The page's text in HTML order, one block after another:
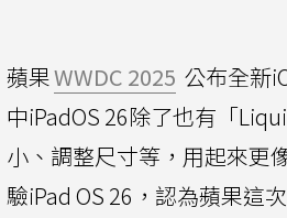
蘋果WWDC 2025 公布全新
中iPadOS 26除了也有「
小、調整尺寸等，用起來更
驗iPad OS 26，認為蘋果這